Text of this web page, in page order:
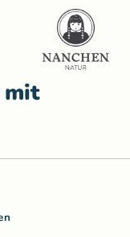
mit